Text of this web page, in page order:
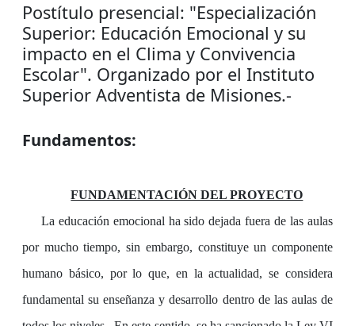
Postítulo presencial: "Especialización
Superior: Educación Emocional y su
impacto en el Clima y Convivencia
Escolar". Organizado por el Instituto
Superior Adventista de Misiones.-
Fundamentos:
FUNDAMENTACIÓN DEL PROYECTO
La educación emocional ha sido dejada fuera de las aulas
por mucho tiempo, sin embargo, constituye un componente
humano básico, por lo que, en la actualidad, se considera
fundamental su enseñanza y desarrollo dentro de las aulas de